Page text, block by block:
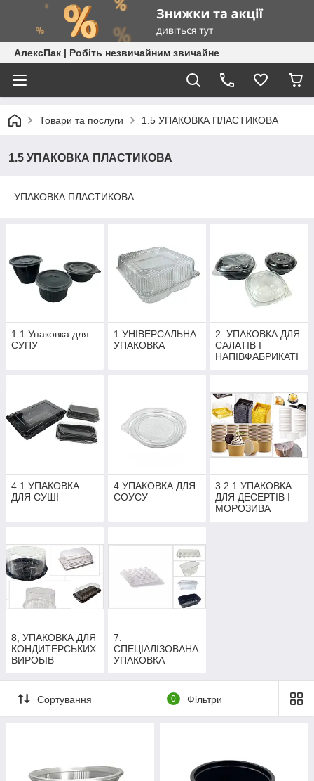
АлексПак | Робіть незвичайним звичайне
Товари та послуги 1.5 УПАКОВКА ПЛАСТИКОВА
1.5 УПАКОВКА ПЛАСТИКОВА
УПАКОВКА ПЛАСТИКОВА
1.1.Упаковка для
СУПУ
1.УНІВЕРСАЛЬНА
УПАКОВКА
2. УПАКОВКА ДЛЯ
САЛАТІВ І
НАПІВФАБРИКАТІ
4.1 УПАКОВКА
ДЛЯ СУШІ
4.УПАКОВКА ДЛЯ
СОУСУ
3.2.1 УПАКОВКА
ДЛЯ ДЕСЕРТІВ І
МОРОЗИВА
8, УПАКОВКА ДЛЯ
КОНДИТЕРСЬКИХ
ВИРОБІВ
7.
СПЕЦІАЛІЗОВАНА
УПАКОВКА
Сортування 0 Фільтри